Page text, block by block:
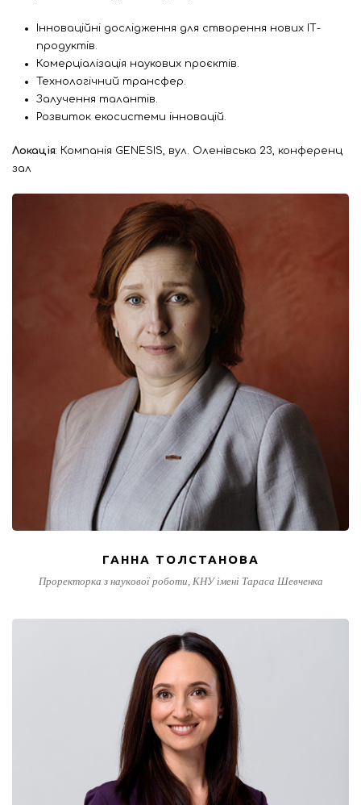
Інноваційні дослідження для створення нових ІТ-
продуктів.
Комерціалізація наукових проєктів.
Технологічний трансфер.
Залучення талантів.
Розвиток екосистеми інновацій.
Локація: Компанія GENESIS, вул. Оленівська 23, конференц
зал
ГАННА ТОЛСТАНОВА
Проректорка з наукової роботи, КНУ імені Тараса Шевченка